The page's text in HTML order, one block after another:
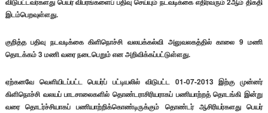
இடம்பெறவுள்ளது.
குறித்த பதிவு நடவடிக்கை கிளிநொச்சி வலயக்கல்வி அலுவலகத்தில் காலை 9 மணி
தொடக்கம் 3 மணி வரை நடைபெறும் என அறிவிக்கப்பட்டுள்ளது.
ஏற்கனவே வெளியிடப்பட்ட பெயர்ப் பட்டியலில் விடுபட்ட 01-07-2013 இற்கு முன்னர்
கிளிநொச்சி வலயப் பாடசாலைகளில் தொண்டராசிரியராகப் பணியாற்றத் தொடங்கி இன்று
வரை தொடர்ச்சியாகப் பணியாற்றிக்கொண்டிருக்கும் தொண்டர் ஆசிரியர்களது பெயர்